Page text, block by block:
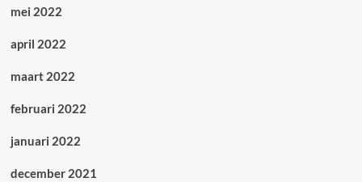
mei 2022
april 2022
maart 2022
februari 2022
januari 2022
december 2021